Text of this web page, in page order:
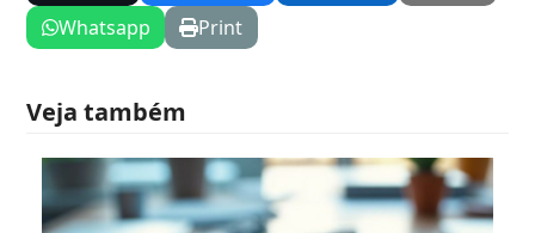
Whatsapp
Print
Veja também